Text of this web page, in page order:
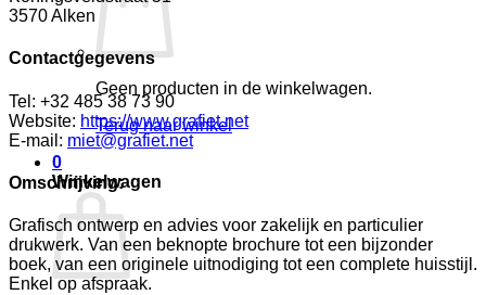
Geen producten in de winkelwagen.
Terug naar winkel
0
Winkelwagen
3570 Alken
Contactgegevens
Tel: +32 485 38 73 90
Website: https://www.grafiet.net
E-mail: miet@grafiet.net
Omschrijving:
Grafisch ontwerp en advies voor zakelijk en particulier
drukwerk. Van een beknopte brochure tot een bijzonder
boek, van een originele uitnodiging tot een complete huisstijl.
Enkel op afspraak.